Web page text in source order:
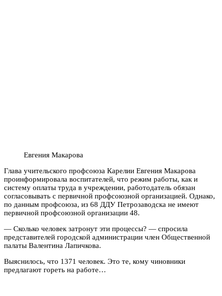
Евгения Макарова
Глава учительского профсоюза Карелии Евгения Макарова
проинформировала воспитателей, что режим работы, как и
систему оплаты труда в учреждении, работодатель обязан
согласовывать с первичной профсоюзной организацией. Однако,
по данным профсоюза, из 68 ДДУ Петрозаводска не имеют
первичной профсоюзной организации 48.
— Сколько человек затронут эти процессы? — спросила
представителей городской администрации член Общественной
палаты Валентина Лапичкова.
Выяснилось, что 1371 человек. Это те, кому чиновники
предлагают гореть на работе…